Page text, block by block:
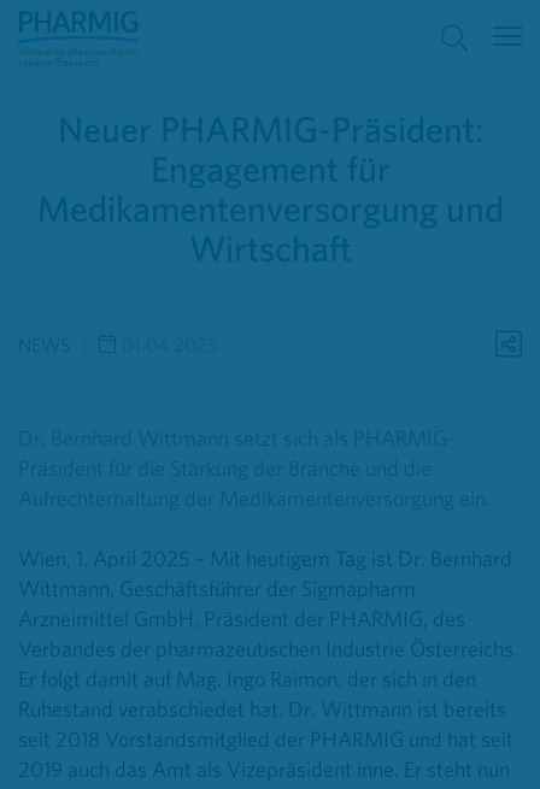
Neuer PHARMIG-Präsident:
Engagement für
Medikamentenversorgung und
Wirtschaft
NEWS
Dr. Bernhard Wittmann setzt sich als PHARMIG-
Präsident für die Stärkung der Branche und die
Aufrechterhaltung der Medikamentenversorgung ein.
Wien, 1. April 2025 – Mit heutigem Tag ist Dr. Bernhard
Wittmann, Geschäftsführer der Sigmapharm
Arzneimittel GmbH, Präsident der PHARMIG, des
Verbandes der pharmazeutischen Industrie Österreichs.
Er folgt damit auf Mag. Ingo Raimon, der sich in den
Ruhestand verabschiedet hat. Dr. Wittmann ist bereits
seit 2018 Vorstandsmitglied der PHARMIG und hat seit
2019 auch das Amt als Vizepräsident inne. Er steht nun